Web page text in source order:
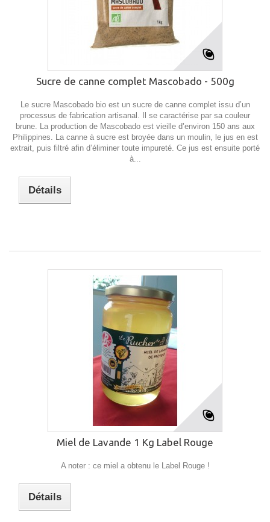
Sucre de canne complet Mascobado - 500g
Le sucre Mascobado bio est un sucre de canne complet issu d’un
processus de fabrication artisanal. Il se caractérise par sa couleur
brune. La production de Mascobado est vieille d’environ 150 ans aux
Philippines. La canne à sucre est broyée dans un moulin, le jus en est
extrait, puis filtré afin d’éliminer toute impureté. Ce jus est ensuite porté
à...
Détails
Miel de Lavande 1 Kg Label Rouge
A noter : ce miel a obtenu le Label Rouge !
Détails